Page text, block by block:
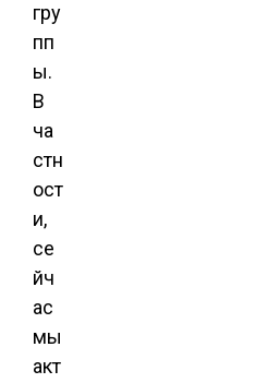
гру
пп
ы.
В
ча
стн
ост
и,
се
йч
ас
мы
акт